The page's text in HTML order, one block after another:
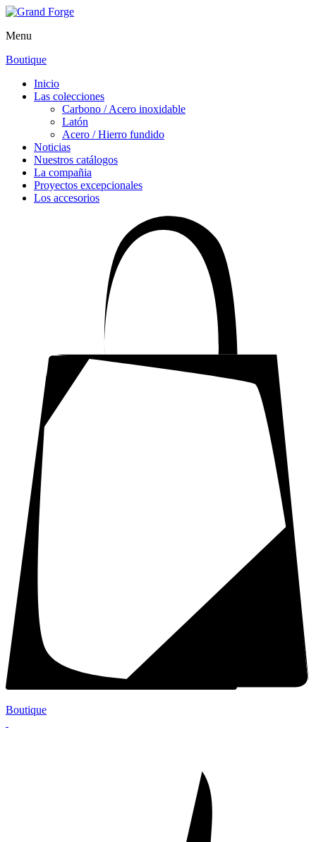
Menu
Boutique
Inicio
Las colecciones
Carbono / Acero inoxidable
Latón
Acero / Hierro fundido
Noticias
Nuestros catálogos
La compañia
Proyectos excepcionales
Los accesorios
Boutique